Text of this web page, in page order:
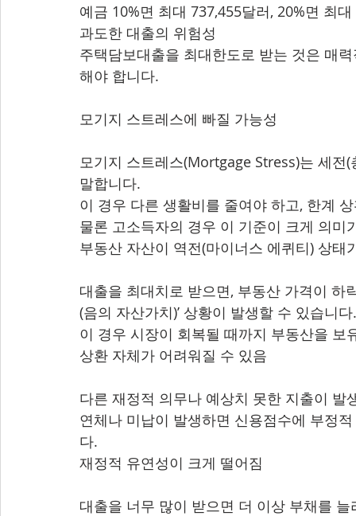
예금 10%면 최대 737,455달러, 20%면 최
과도한 대출의 위험성
주택담보대출을 최대한도로 받는 것은 매
해야 합니다.
모기지 스트레스에 빠질 가능성
모기지 스트레스(Mortgage Stress)는 세
말합니다.
이 경우 다른 생활비를 줄여야 하고, 한계
물론 고소득자의 경우 이 기준이 크게 의
부동산 자산이 역전(마이너스 에퀴티) 상태
대출을 최대치로 받으면, 부동산 가격이 하
(음의 자산가치)’ 상황이 발생할 수 있습니다.
이 경우 시장이 회복될 때까지 부동산을
상환 자체가 어려워질 수 있음
다른 재정적 의무나 예상치 못한 지출이
연체나 미납이 발생하면 신용점수에 부정
다.
재정적 유연성이 크게 떨어짐
대출을 너무 많이 받으면 더 이상 부채를